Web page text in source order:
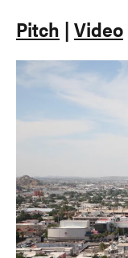
Pitch | Video